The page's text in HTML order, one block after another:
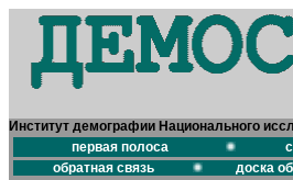
Институт демографии Национального
первая полоса
обратная связь
доска